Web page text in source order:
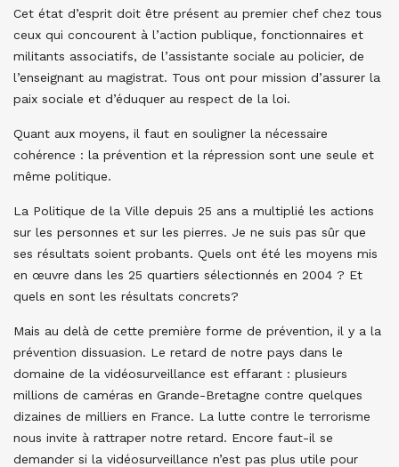
Cet état d’esprit doit être présent au premier chef chez tous
ceux qui concourent à l’action publique, fonctionnaires et
militants associatifs, de l’assistante sociale au policier, de
l’enseignant au magistrat. Tous ont pour mission d’assurer la
paix sociale et d’éduquer au respect de la loi.
Quant aux moyens, il faut en souligner la nécessaire
cohérence : la prévention et la répression sont une seule et
même politique.
La Politique de la Ville depuis 25 ans a multiplié les actions
sur les personnes et sur les pierres. Je ne suis pas sûr que
ses résultats soient probants. Quels ont été les moyens mis
en œuvre dans les 25 quartiers sélectionnés en 2004 ? Et
quels en sont les résultats concrets?
Mais au delà de cette première forme de prévention, il y a la
prévention dissuasion. Le retard de notre pays dans le
domaine de la vidéosurveillance est effarant : plusieurs
millions de caméras en Grande-Bretagne contre quelques
dizaines de milliers en France. La lutte contre le terrorisme
nous invite à rattraper notre retard. Encore faut-il se
demander si la vidéosurveillance n’est pas plus utile pour